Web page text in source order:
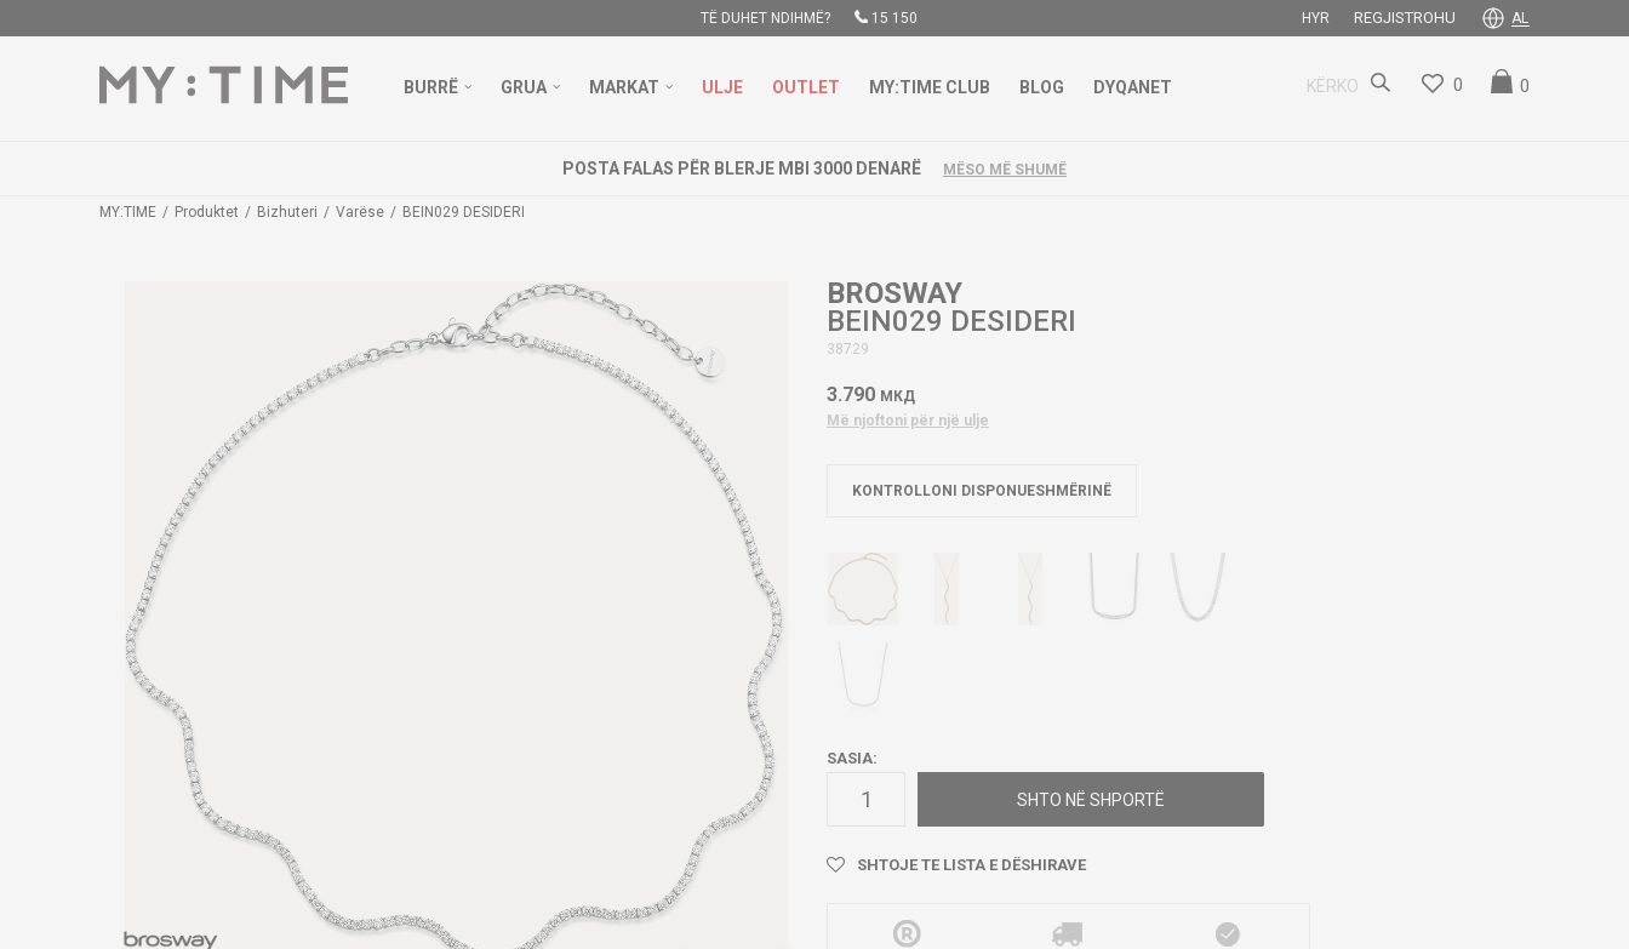
TË DUHET NDIHMË? 15 150 HYR REGJISTROHU AL
BURRË GRUA MARKAT ULJE OUTLET MY:TIME CLUB BLOG DYQANET KËRKO 0
0
POSTA FALAS PËR BLERJE MBI 3000 DENARË MËSO MË SHUMË
MY:TIME Produktet Bizhuteri Varëse BEIN029 DESIDERI
BROSWAY
BEIN029 DESIDERI
38729
3.790 МКД
Më njoftoni për një ulje
KONTROLLONI DISPONUESHMËRINË
SASIA:
SHTO NË SHPORTË
SHTOJE TE LISTA E DËSHIRAVE